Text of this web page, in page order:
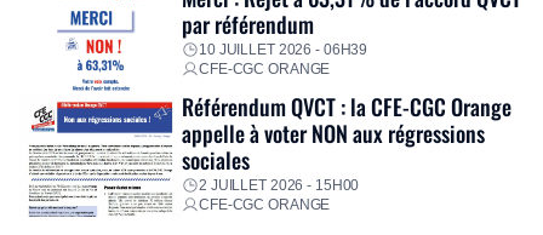
par référendum
10 JUILLET 2026 - 06H39
CFE-CGC ORANGE
Référendum QVCT : la CFE-CGC Orange
appelle à voter NON aux régressions
sociales
2 JUILLET 2026 - 15H00
CFE-CGC ORANGE